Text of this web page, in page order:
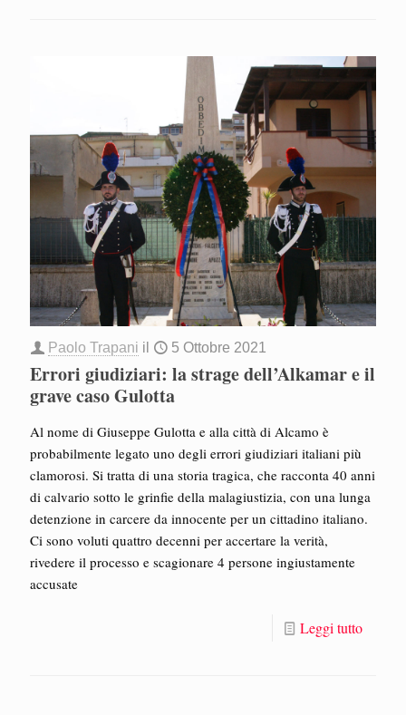
Paolo Trapani il 5 Ottobre 2021
Errori giudiziari: la strage dell’Alkamar e il
grave caso Gulotta
Al nome di Giuseppe Gulotta e alla città di Alcamo è
probabilmente legato uno degli errori giudiziari italiani più
clamorosi. Si tratta di una storia tragica, che racconta 40 anni
di calvario sotto le grinfie della malagiustizia, con una lunga
detenzione in carcere da innocente per un cittadino italiano.
Ci sono voluti quattro decenni per accertare la verità,
rivedere il processo e scagionare 4 persone ingiustamente
accusate
Leggi tutto